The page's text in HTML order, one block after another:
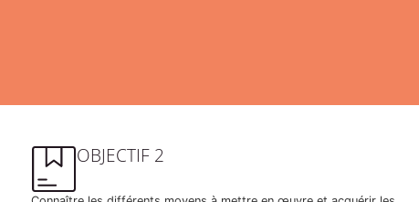
OBJECTIF 2